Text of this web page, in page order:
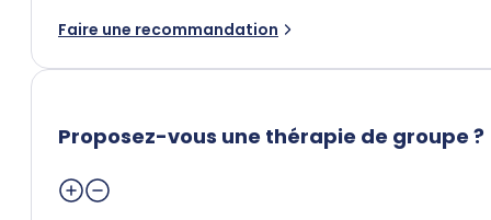
Faire une recommandation
Proposez-vous une thérapie de groupe ?